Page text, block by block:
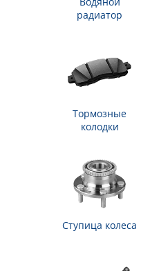
радиатор
Тормозные
колодки
Ступица колеса